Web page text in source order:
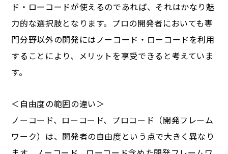
ド・ローコードが使えるのであれば、それはかなり魅
力的な選択肢となります。プロの開発者においても専
門分野以外の開発にはノーコード・ローコードを利用
することにより、メリットを享受できると考えていま
す。
＜自由度の範囲の違い＞
ノーコード、ローコード、プロコード（開発フレーム
ワーク）は、開発者の自由度という点で大きく異なり